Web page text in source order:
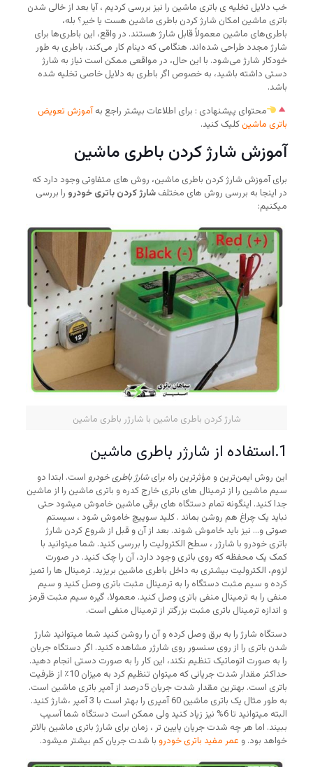
خب دلایل تخلیه ی باتری ماشین را نیز بررسی کردیم ، آیا بعد از خالی شدن
باتری ماشین امکان شارژ کردن باطری ماشین هست یا خیر؟ بله،
باطری‌های ماشین معمولاً قابل شارژ هستند. در واقع، این باطری‌ها برای
شارژ مجدد طراحی شده‌اند. هنگامی که دینام کار می‌کند، باطری به طور
خودکار شارژ می‌شود. با این حال، در مواقعی ممکن است نیاز به شارژ
دستی داشته باشید، به خصوص اگر باطری به دلایل خاصی تخلیه شده
باشد.
محتوای پیشنهادی : برای اطلاعات بیشتر راجع بهآموزش تعویض
باتری ماشینکلیک کنید.
آموزش شارژ کردن باطری ماشین
برای آموزش شارژ کردن باطری ماشین، روش های متفاوتی وجود دارد که
در اینجا به بررسی روش های مختلف شارژ کردن باتری خودرو را بررسی
میکنیم:
شارژ کردن باطری ماشین با شارژر باطری ماشین
1.استفاده از شارژر باطری ماشین
این روش ایمن‌ترین و مؤثرترین راه برایشارژ باطری خودرواست. ابتدا دو
سیم ماشین را از ترمینال های باتری خارج کدره و باتری ماشین را از ماشین
جدا کنید. اینگونه تمام دستگاه های برقی ماشین خاموش میشود حتی
نباید یک چراغ هم روشن بماند . کلید سوییچ خاموش شود ، سیستم
صوتی و… نیز باید خاموش شوند. بعد از آن و قبل از شروع کردن شارژ
باتری خودرو با شارژر ، سطح الکترولیت را بررسی کنید. شما میتوانید با
کمک یک محفظه که روی باتری وجود دارد، آن را چک کنید. در صورت
لزوم، الکترولیت بیشتری به داخل باطری ماشین بریزید. ترمینال ها را تمیز
کرده و سیم مثبت دستگاه را به ترمینال مثبت باتری وصل کنید و سیم
منفی را به ترمینال منفی باتری وصل کنید. معمولا، گیره سیم مثبت قرمز
و اندازه ترمینال باتری مثبت بزرگتر از ترمینال منفی است.
دستگاه شارژ را به برق وصل کرده و آن را روشن کنید شما میتوانید شارژ
شدن باتری را از روی سنسور روی شارژر مشاهده کنید. اگر دستگاه جریان
را به صورت اتوماتیک تنظیم نکند، این کار را به صورت دستی انجام دهید.
حداکثر مقدار شدت جریانی که میتوان تنظیم کرد به میزان 10٪ از ظرفیت
باتری است. بهترین مقدار شدت جریان 5درصد از آمپر باتری ماشین است.
به طور مثال یک باتری ماشین 60 آمپری را بهتر است با 3 آمپر ،شارژ کنید.
البته میتوانید تا 6% نیز زیاد کنید ولی ممکن است دستگاه شما آسیب
ببیند. اما هر چه شدت جریان پایین تر ، زمان برای شارژ باتری ماشین بالاتر
خواهد بود. و عمر مفید باتری خودرو با شدت جریان کم بیشتر میشود.